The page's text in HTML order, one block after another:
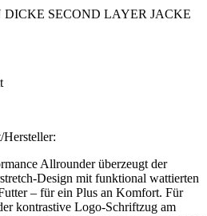
DICKE SECOND LAYER JACKE
Allrounder überzeugt der
Design mit funktional wattierten
– für ein Plus an Komfort. Für
kontrastive Logo-Schriftzug am